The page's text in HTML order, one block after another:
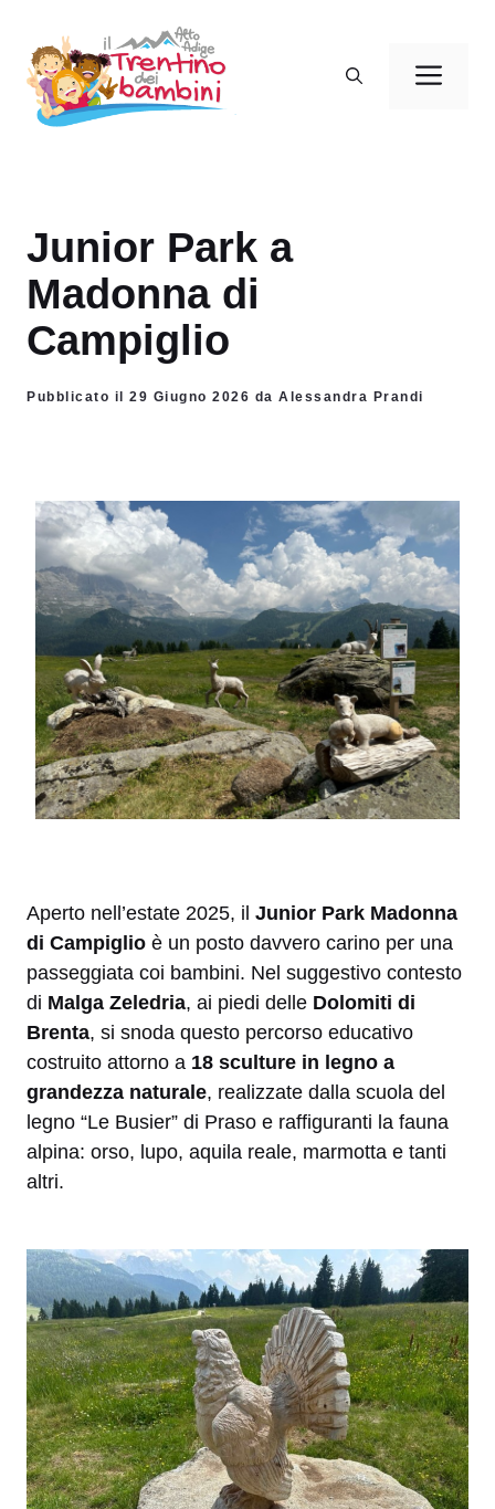
contenuto
Junior Park a
Madonna di
Campiglio
Pubblicato il 29 Giugno 2026 da Alessandra Prandi
Aperto nell’estate 2025, il Junior Park Madonna
di Campiglio è un posto davvero carino per una
passeggiata coi bambini. Nel suggestivo contesto
di Malga Zeledria, ai piedi delle Dolomiti di
Brenta, si snoda questo percorso educativo
costruito attorno a 18 sculture in legno a
grandezza naturale, realizzate dalla scuola del
legno “Le Busier” di Praso e raffiguranti la fauna
alpina: orso, lupo, aquila reale, marmotta e tanti
altri.